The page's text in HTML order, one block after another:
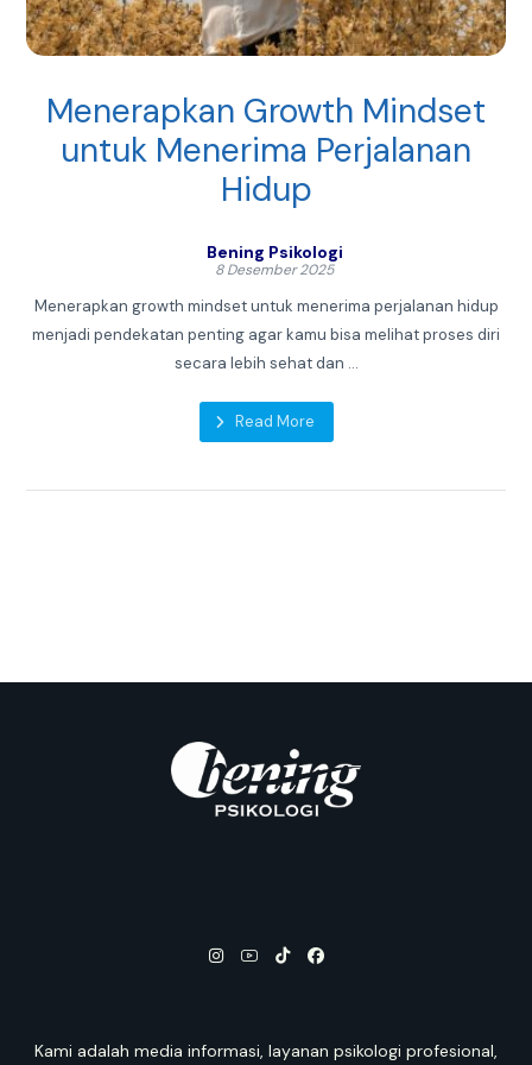
Menerapkan Growth Mindset
untuk Menerima Perjalanan
Hidup
Bening Psikologi
8 Desember 2025
Menerapkan growth mindset untuk menerima perjalanan hidup
menjadi pendekatan penting agar kamu bisa melihat proses diri
secara lebih sehat dan ...
Read More
Kami adalah media informasi, layanan psikologi profesional,